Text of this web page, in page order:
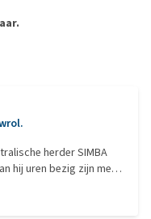
herder SIMBA
hij uren bezig zijn met